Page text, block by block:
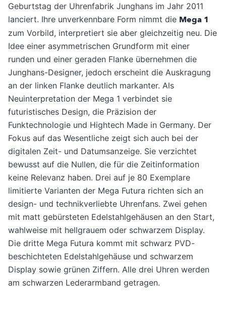
Geburtstag der Uhrenfabrik Junghans im Jahr 2011
lanciert. Ihre unverkennbare Form nimmt die Mega 1
zum Vorbild, interpretiert sie aber gleichzeitig neu. Die
Idee einer asymmetrischen Grundform mit einer
runden und einer geraden Flanke übernehmen die
Junghans-Designer, jedoch erscheint die Auskragung
an der linken Flanke deutlich markanter. Als
Neuinterpretation der Mega 1 verbindet sie
futuristisches Design, die Präzision der
Funktechnologie und Hightech Made in Germany. Der
Fokus auf das Wesentliche zeigt sich auch bei der
digitalen Zeit- und Datumsanzeige. Sie verzichtet
bewusst auf die Nullen, die für die Zeitinformation
keine Relevanz haben. Drei auf je 80 Exemplare
limitierte Varianten der Mega Futura richten sich an
design- und technikverliebte Uhrenfans. Zwei gehen
mit matt gebürsteten Edelstahlgehäusen an den Start,
wahlweise mit hellgrauem oder schwarzem Display.
Die dritte Mega Futura kommt mit schwarz PVD-
beschichteten Edelstahlgehäuse und schwarzem
Display sowie grünen Ziffern. Alle drei Uhren werden
am schwarzen Lederarmband getragen.